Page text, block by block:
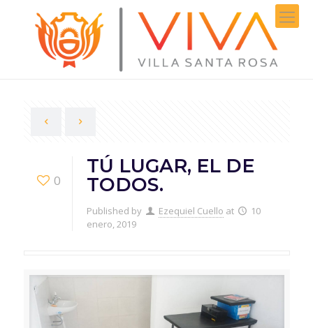
0
TÚ LUGAR, EL DE
TODOS.
Published by Ezequiel Cuello at
10
enero, 2019